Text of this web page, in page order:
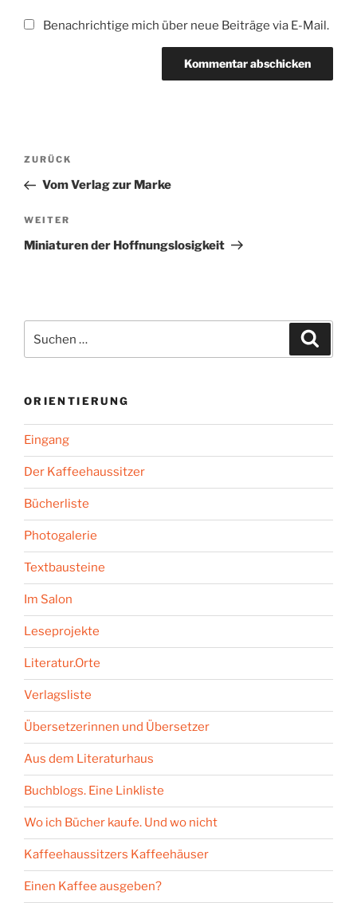
Benachrichtige mich über neue Beiträge via E-Mail.
Beitragsnavigation
Vorheriger
Beitrag
ZURÜCK
Vom Verlag zur Marke
Nächster
Beitrag
WEITER
Miniaturen der Hoffnungslosigkeit
nach:
ORIENTIERUNG
Eingang
Der Kaffeehaussitzer
Bücherliste
Photogalerie
Textbausteine
Im Salon
Leseprojekte
Literatur.Orte
Verlagsliste
Übersetzerinnen und Übersetzer
Aus dem Literaturhaus
Buchblogs. Eine Linkliste
Wo ich Bücher kaufe. Und wo nicht
Kaffeehaussitzers Kaffeehäuser
Einen Kaffee ausgeben?